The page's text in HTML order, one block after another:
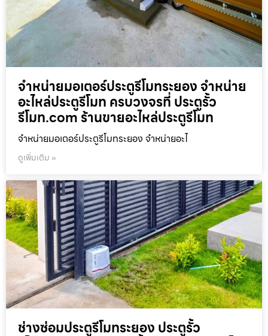
จำหน่ายมอเตอร์ประตูรีโมทระยอง จำหน่าย
อะไหล่ประตูรีโมท ครบวงจรที่ ประตูรั้ว
รีโมท.com ร้านขายอะไหล่ประตูรีโมท
จำหน่ายมอเตอร์ประตูรีโมทระยอง จำหน่ายอะไ
ดูเพิ่มเติม »
ช่างซ่อมประตูรีโมทระยอง ประตูรั้ว